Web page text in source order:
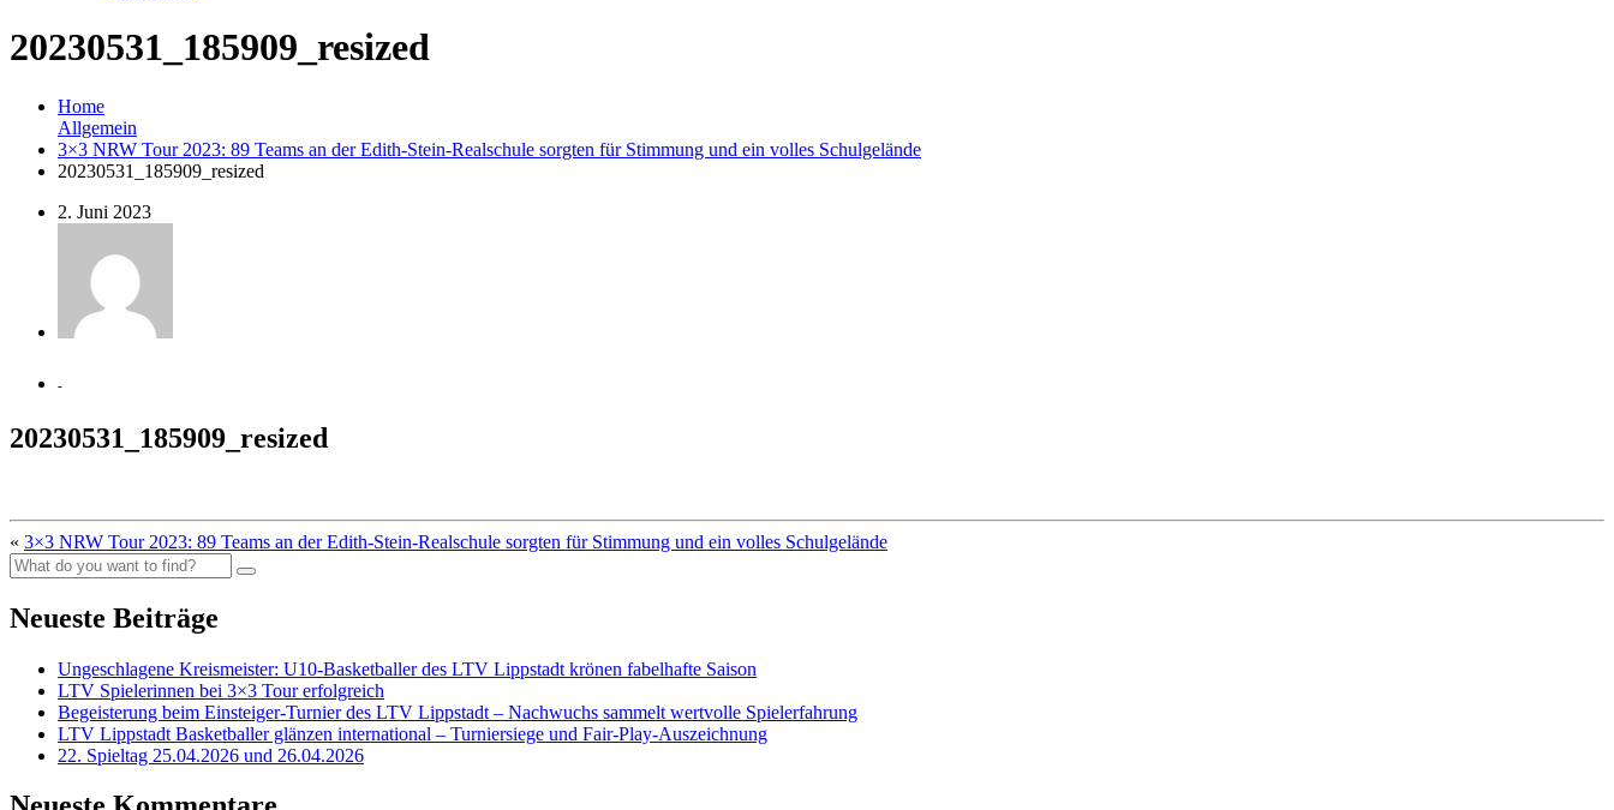
20230531_185909_resized
Home
Allgemein
3×3 NRW Tour 2023: 89 Teams an der Edith-Stein-Realschule sorgten für Stimmung und ein volles Schulgelände
20230531_185909_resized
2. Juni 2023
-
20230531_185909_resized
« 3×3 NRW Tour 2023: 89 Teams an der Edith-Stein-Realschule sorgten für Stimmung und ein volles Schulgelände
Neueste Beiträge
Ungeschlagene Kreismeister: U10-Basketballer des LTV Lippstadt krönen fabelhafte Saison
LTV Spielerinnen bei 3×3 Tour erfolgreich
Begeisterung beim Einsteiger-Turnier des LTV Lippstadt – Nachwuchs sammelt wertvolle Spielerfahrung
LTV Lippstadt Basketballer glänzen international – Turniersiege und Fair-Play-Auszeichnung
22. Spieltag 25.04.2026 und 26.04.2026